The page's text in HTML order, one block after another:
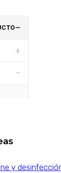
y
—
+
−